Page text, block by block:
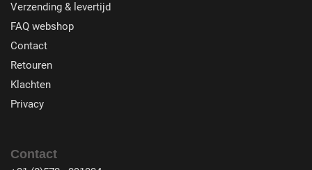
Verzending & levertijd
FAQ webshop
Contact
Retouren
Klachten
Privacy
Contact